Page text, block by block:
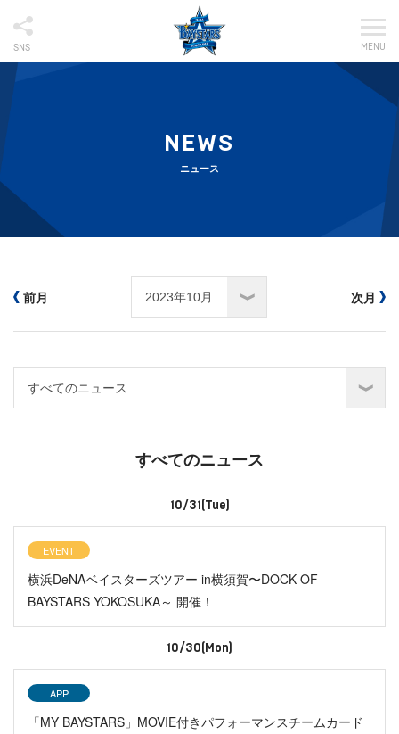
SNS MENU
NEWS
ニュース
前月 次月
すべてのニュース
10/31(Tue)
EVENT
横浜DeNAベイスターズツアー in横須賀〜DOCK OF
BAYSTARS YOKOSUKA～ 開催！
10/30(Mon)
APP
「MY BAYSTARS」MOVIE付きパフォーマンスチームカード